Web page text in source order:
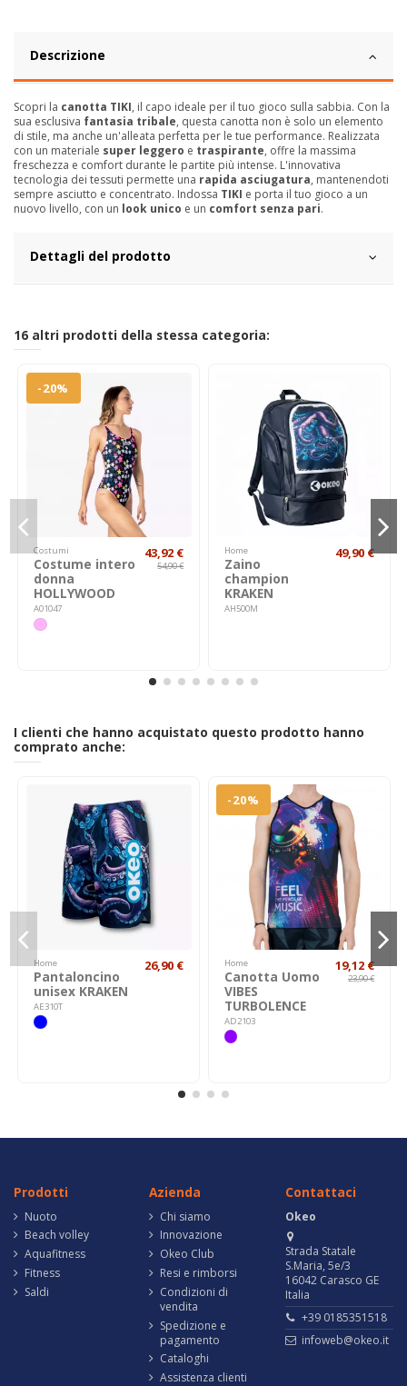
Descrizione
Scopri la canotta TIKI, il capo ideale per il tuo gioco sulla sabbia. Con la
sua esclusiva fantasia tribale, questa canotta non è solo un elemento
di stile, ma anche un'alleata perfetta per le tue performance. Realizzata
con un materiale super leggero e traspirante, offre la massima
freschezza e comfort durante le partite più intense. L'innovativa
tecnologia dei tessuti permette una rapida asciugatura, mantenendoti
sempre asciutto e concentrato. Indossa TIKI e porta il tuo gioco a un
nuovo livello, con un look unico e un comfort senza pari.
Dettagli del prodotto
16 altri prodotti della stessa categoria:
-20%
Costumi
Costume intero
donna
HOLLYWOOD
A01047
43,92 €
54,90 €
Home
Zaino
champion
KRAKEN
AH500M
49,90 €
I clienti che hanno acquistato questo prodotto hanno
comprato anche:
Home
Pantaloncino
unisex KRAKEN
AE310T
26,90 €
-20%
Home
Canotta Uomo
VIBES
TURBOLENCE
AD2103
19,12 €
23,90 €
Prodotti
Nuoto
Beach volley
Aquafitness
Fitness
Saldi
Azienda
Chi siamo
Innovazione
Okeo Club
Resi e rimborsi
Condizioni di
vendita
Spedizione e
pagamento
Cataloghi
Assistenza clienti
Contattaci
Okeo
Strada Statale
S.Maria, 5e/3
16042 Carasco GE
Italia
+39 0185351518
infoweb@okeo.it